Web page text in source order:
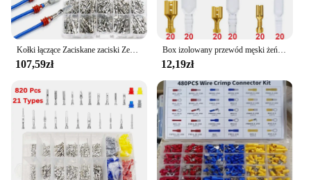
Kołki łączące Zaciskane zaciski Zestaw samochodowy Elektryczny 1/1,5/1,8/2,2/2,8/3,5 mm Zdejmowanie przewodów Atv Nieizolowana wtyczka męska żeńska
107,59zł
Box izolowany przewód męski żeński złącze 2.8/4.8/6.3mm elektryczne zaciski Termin złącza widełkowe wybrane elementy
12,19zł